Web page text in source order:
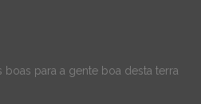
para a gente boa desta terra